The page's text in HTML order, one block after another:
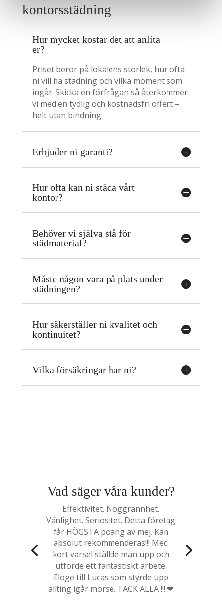
kontorsstädning
Hur mycket kostar det att anlita
er?
Priset beror på lokalens storlek, hur ofta
ni vill ha städning och vilka moment som
ingår. Skicka en förfrågan så återkommer
vi med en tydlig och kostnadsfri offert –
helt utan bindning.
Erbjuder ni garanti?
Hur ofta kan ni städa vårt
kontor?
Behöver vi själva stå för
städmaterial?
Måste någon vara på plats under
städningen?
Hur säkerställer ni kvalitet och
kontinuitet?
Vilka försäkringar har ni?
Vad säger våra kunder?
Effektivitet. Noggrannhet.
Vänlighet. Seriositet. Detta företag
får HÖGSTA poäng av mej. Kan
absolut rekommenderas!!! Med
kort varsel ställde man upp och
utförde ett fantastiskt arbete.
Eloge till Lucas som styrde upp
allting igår morse. TACK ALLA !!! ❤